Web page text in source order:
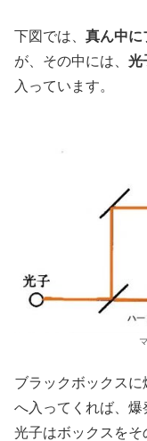
下図では、 真ん中に
が、その中には、 光
入っています。
ブラックボックス
へ入ってくれば、爆
光子はボックスをそ